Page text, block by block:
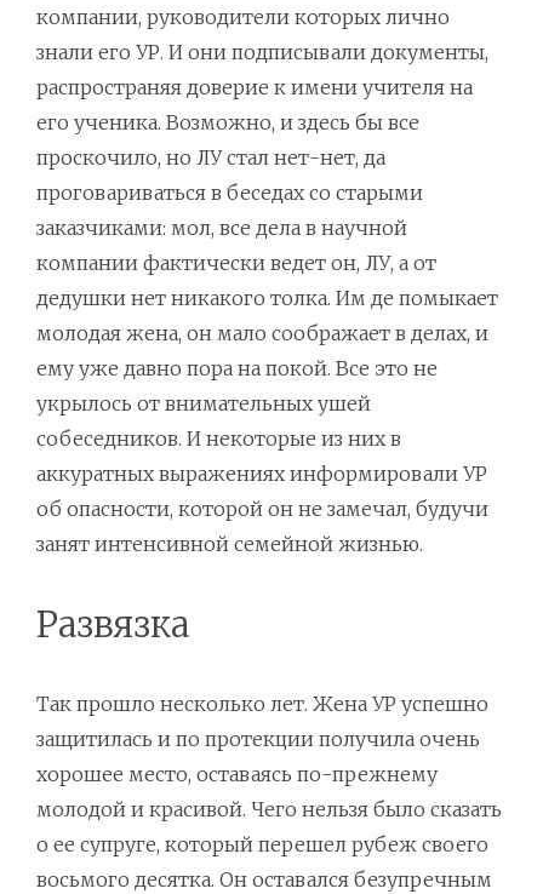
компании, руководители которых лично
знали его УР. И они подписывали документы,
распространяя доверие к имени учителя на
его ученика. Возможно, и здесь бы все
проскочило, но ЛУ стал нет-нет, да
проговариваться в беседах со старыми
заказчиками: мол, все дела в научной
компании фактически ведет он, ЛУ, а от
дедушки нет никакого толка. Им де помыкает
молодая жена, он мало соображает в делах, и
ему уже давно пора на покой. Все это не
укрылось от внимательных ушей
собеседников. И некоторые из них в
аккуратных выражениях информировали УР
об опасности, которой он не замечал, будучи
занят интенсивной семейной жизнью.
Развязка
Так прошло несколько лет. Жена УР успешно
защитилась и по протекции получила очень
хорошее место, оставаясь по-прежнему
молодой и красивой. Чего нельзя было сказать
о ее супруге, который перешел рубеж своего
восьмого десятка. Он оставался безупречным